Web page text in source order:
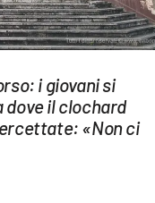
i giovani si
il clochard
«Non ci